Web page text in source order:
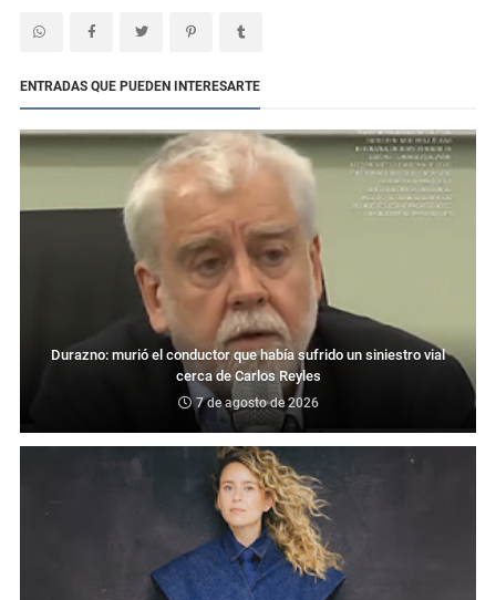
ENTRADAS QUE PUEDEN INTERESARTE
Durazno: murió el conductor que había sufrido un siniestro vial
cerca de Carlos Reyles
7 de agosto de 2026